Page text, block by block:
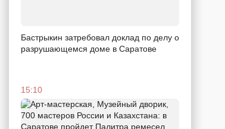
Бастрыкин затребовал доклад по делу о
разрушающемся доме в Саратове
15:10